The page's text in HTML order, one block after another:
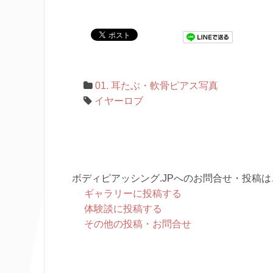
01. 耳たぶ・軟骨ピアス写真
イヤーロブ
ボディピアッシング.JPへのお問合せ・投稿
ギャラリーに投稿する
体験談に投稿する
その他の投稿・お問合せ